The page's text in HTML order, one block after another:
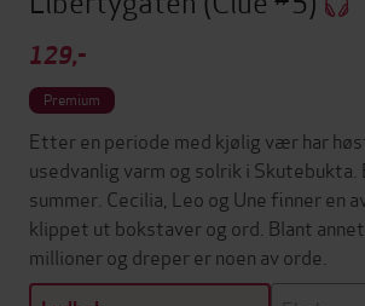
129,-
Premium
Etter en periode med kjølig vær har
usedvanlig varm og solrik i Skutebukta.
summer. Cecilia, Leo og Une finner en
klippet ut bokstaver og ord. Blant
millioner og dreper er noen av orde.